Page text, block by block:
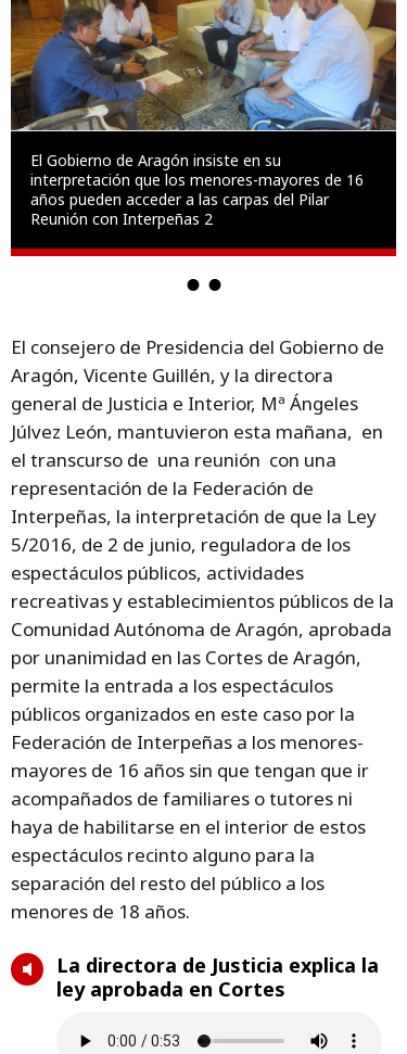
El Gobierno de Aragón insiste en su
interpretación que los menores-mayores de 16
años pueden acceder a las carpas del Pilar
Reunión con Interpeñas 2
El consejero de Presidencia del Gobierno de
Aragón, Vicente Guillén, y la directora
general de Justicia e Interior, Mª Ángeles
Júlvez León, mantuvieron esta mañana, en
el transcurso de una reunión con una
representación de la Federación de
Interpeñas, la interpretación de que la Ley
5/2016, de 2 de junio, reguladora de los
espectáculos públicos, actividades
recreativas y establecimientos públicos de la
Comunidad Autónoma de Aragón, aprobada
por unanimidad en las Cortes de Aragón,
permite la entrada a los espectáculos
públicos organizados en este caso por la
Federación de Interpeñas a los menores-
mayores de 16 años sin que tengan que ir
acompañados de familiares o tutores ni
haya de habilitarse en el interior de estos
espectáculos recinto alguno para la
separación del resto del público a los
menores de 18 años.
La directora de Justicia explica la
ley aprobada en Cortes